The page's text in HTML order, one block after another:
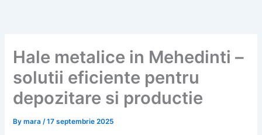
Hale metalice in Mehedinti –
solutii eficiente pentru
depozitare si productie
Bymara/17 septembrie 2025